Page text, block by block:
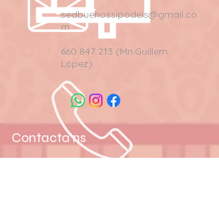
sedbuenossipodeis@gmail.co
m
660 847 213 (Mn.Guillem
López)
Contacta'ns